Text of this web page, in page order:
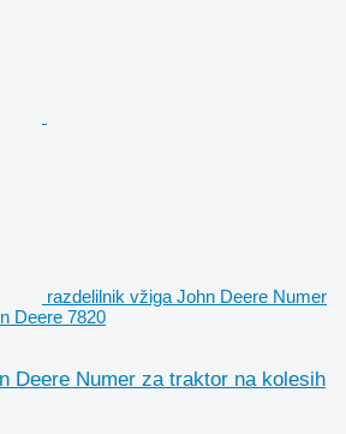
razdelilnik vžiga John Deere Numer
Deere 7820
Deere Numer za traktor na kolesih